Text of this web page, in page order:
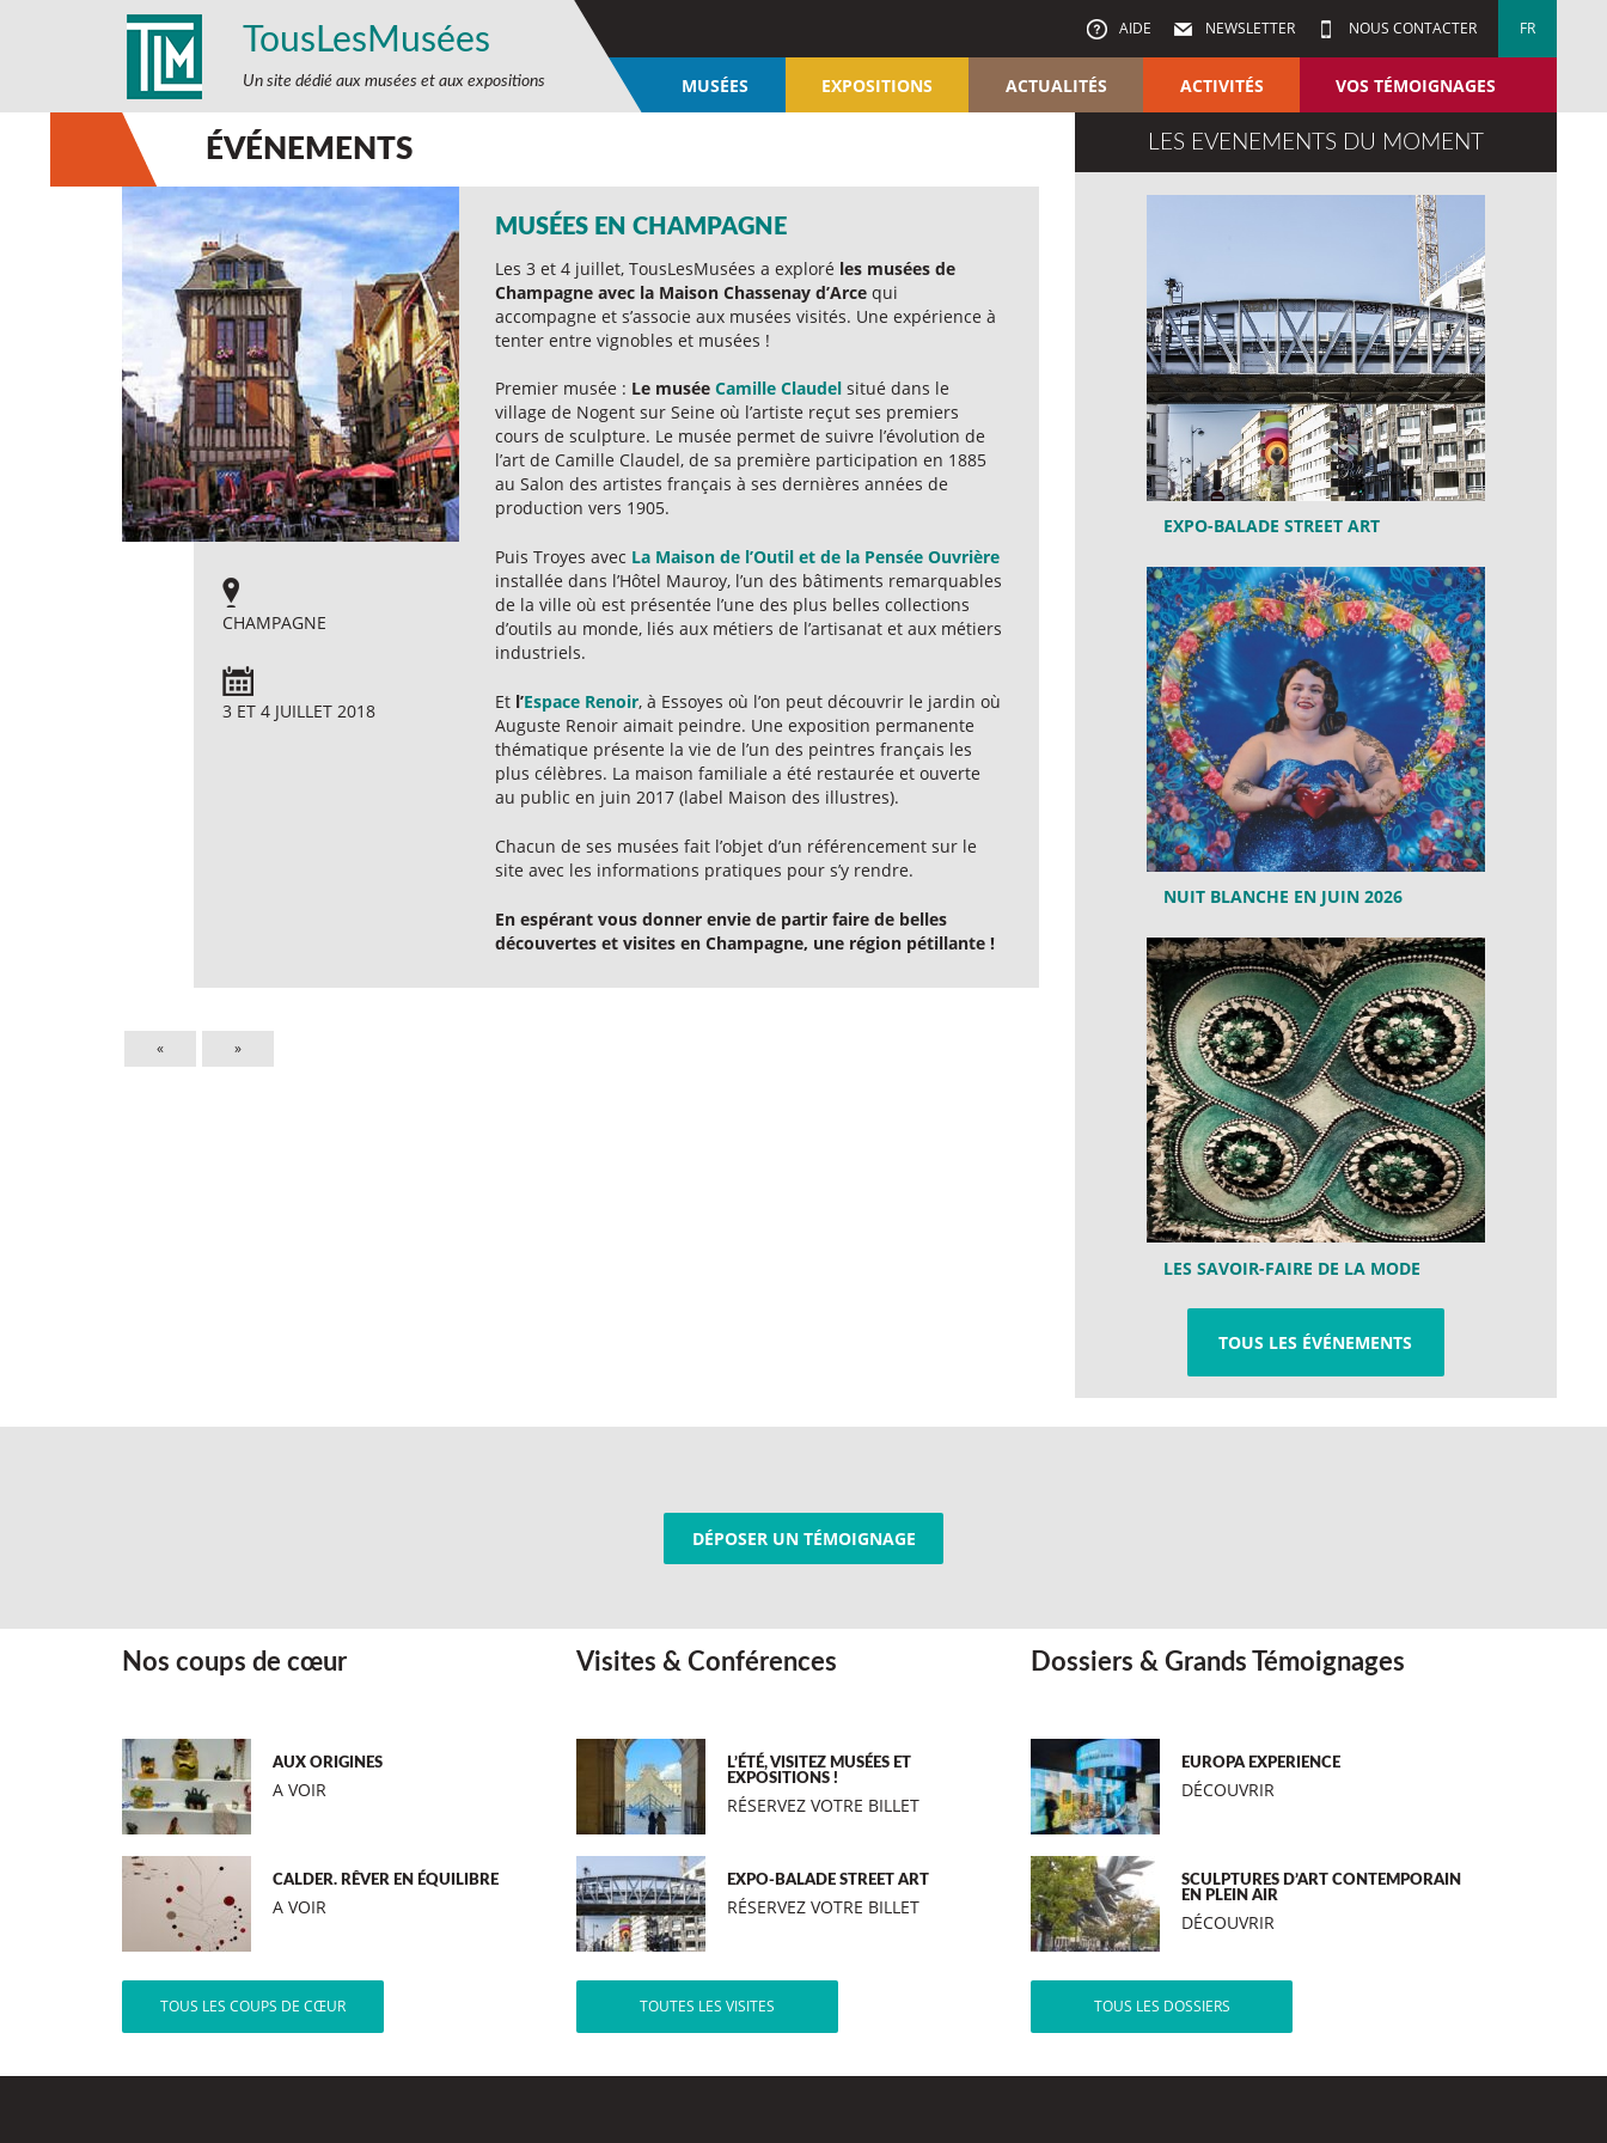
TousLesMusées
Un site dédié aux musées et aux expositions
AIDE NEWSLETTER NOUS CONTACTER FR
MUSÉES EXPOSITIONS ACTUALITÉS ACTIVITÉS VOS TÉMOIGNAGES
ÉVÉNEMENTS
CHAMPAGNE
3 ET 4 JUILLET 2018
MUSÉES EN CHAMPAGNE
Les 3 et 4 juillet, TousLesMusées a exploré les musées de
Champagne avec la Maison Chassenay d’Arce qui
accompagne et s’associe aux musées visités. Une expérience à
tenter entre vignobles et musées !
Premier musée : Le musée Camille Claudel situé dans le
village de Nogent sur Seine où l’artiste reçut ses premiers
cours de sculpture. Le musée permet de suivre l’évolution de
l’art de Camille Claudel, de sa première participation en 1885
au Salon des artistes français à ses dernières années de
production vers 1905.
Puis Troyes avec La Maison de l’Outil et de la Pensée Ouvrière
installée dans l’Hôtel Mauroy, l’un des bâtiments remarquables
de la ville où est présentée l’une des plus belles collections
d’outils au monde, liés aux métiers de l’artisanat et aux métiers
industriels.
Et l’Espace Renoir, à Essoyes où l’on peut découvrir le jardin où
Auguste Renoir aimait peindre. Une exposition permanente
thématique présente la vie de l’un des peintres français les
plus célèbres. La maison familiale a été restaurée et ouverte
au public en juin 2017 (label Maison des illustres).
Chacun de ses musées fait l’objet d’un référencement sur le
site avec les informations pratiques pour s’y rendre.
En espérant vous donner envie de partir faire de belles
découvertes et visites en Champagne, une région pétillante !
« »
LES EVENEMENTS DU MOMENT
EXPO-BALADE STREET ART
NUIT BLANCHE EN JUIN 2026
LES SAVOIR-FAIRE DE LA MODE
TOUS LES ÉVÉNEMENTS
DÉPOSER UN TÉMOIGNAGE
Nos coups de cœur
AUX ORIGINES
A VOIR
CALDER. RÊVER EN ÉQUILIBRE
A VOIR
TOUS LES COUPS DE CŒUR
Visites & Conférences
L’ÉTÉ, VISITEZ MUSÉES ET
EXPOSITIONS !
RÉSERVEZ VOTRE BILLET
EXPO-BALADE STREET ART
RÉSERVEZ VOTRE BILLET
TOUTES LES VISITES
Dossiers & Grands Témoignages
EUROPA EXPERIENCE
DÉCOUVRIR
SCULPTURES D’ART CONTEMPORAIN
EN PLEIN AIR
DÉCOUVRIR
TOUS LES DOSSIERS